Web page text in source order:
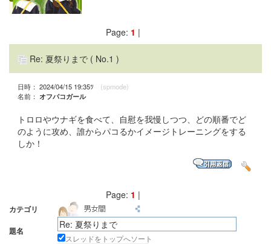
Page: 1 |
Re: 夏祭りまで ( No.1 )
日時： 2024/04/15 19:35ﾂ (spmode)
名前： オフパコガール
トロロやウナギを食べて、自慰を我慢しつつ、どの順番でど
のように攻め、誰からパコるかイメージトレーニングをする
しか！
Page: 1 |
カテゴリ
題名
スレッドをトップへソート